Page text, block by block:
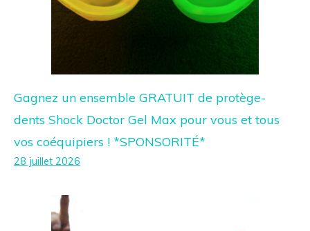
Gagnez un ensemble GRATUIT de protège-
dents Shock Doctor Gel Max pour vous et tous
vos coéquipiers ! *SPONSORITÉ*
28 juillet 2026